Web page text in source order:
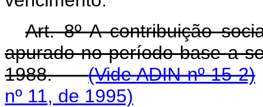
Art. 8º A contribuição
apurado no período-base a
1988.(Vide ADIN nº 15-2)
nº 11, de 1995)